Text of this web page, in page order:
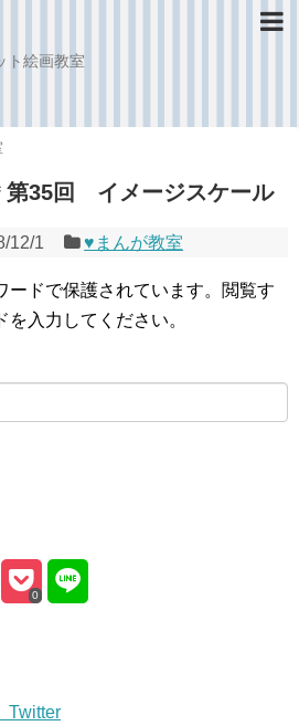
ト絵画教室
第35回 イメージスケール
12/1 ♥︎まんが教室
ードで保護されています。閲覧す
入力してください。
0
Twitter